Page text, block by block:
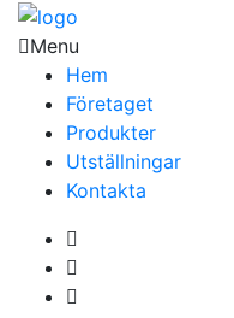
Menu
Hem
Företaget
Produkter
Utställningar
Kontakta